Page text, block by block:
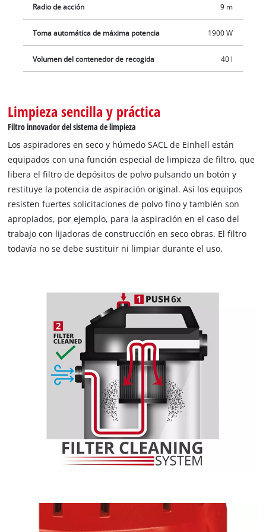
sistema de limpieza de filtro limpia el filtro pulsando un botón
después de un funcionamiento más prolongado o fuerte
solicitación por polvo y restablece la potencia de aspiración
1.900 W) se pueden conectar de forma práctica equipos
conectar y desconectar la herramienta conectada. Así, el
aspirador en seco y húmedo sirve para una aspiración limpia
y suministro de corriente - y esto de forma extramadamente
cómoda. El recipiente de acero inoxidable estable y resistente
a la oxidación puede tener una capacidad para suciedad y
líquidos de hasta 40 litros y el agua aspirada se vacía
fácilmente mediante el tornillo de drenaje de agua integrado.
Gracias a las ruedas, rodillos y asa de trolley, el aspirador en
seco y húmedo se puede transportar sin esfuerzo al lugar de
uso. El robusto tubo de aspiración de plástico de 3 m con un
soporte de accesorios, soporte de cable y soporte de tubo de
aspiración para el tubo telescópico de acero inoxidable con
regulador de aire defectuoso, el aspirador y los accesorios se
pueden guardar no solo de forma rápida y limpia, sino
también estar de nuevo listos para el uso de forma rápida.
Radio de acción 9 m
Toma automática de máxima potencia 1900 W
Volumen del contenedor de recogida 40 l
Limpieza sencilla y práctica
Filtro innovador del sistema de limpieza
Los aspiradores en seco y húmedo SACL de Einhell están
equipados con una función especial de limpieza de filtro, que
libera el filtro de depósitos de polvo pulsando un botón y
restituye la potencia de aspiración original. Así los equipos
resisten fuertes solicitaciones de polvo fino y también son
apropiados, por ejemplo, para la aspiración en el caso del
trabajo con lijadoras de construcción en seco obras. El filtro
todavía no se debe sustituir ni limpiar durante el uso.